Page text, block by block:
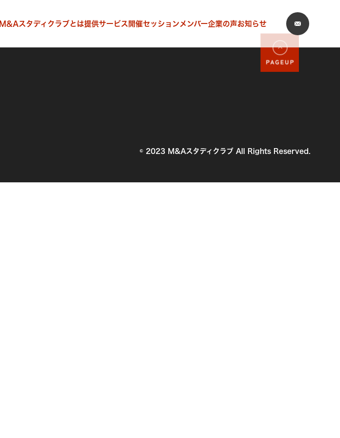
M&Aスタディクラブとは提供サービス 開催セッション メンバー企業の声お知らせ
© 2023 M&Aスタディクラブ All Rights Reserved.